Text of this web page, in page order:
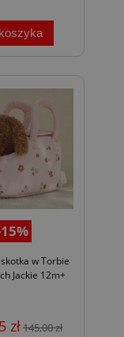
w Torbie
Jackie 12m+
zł145,00 zł